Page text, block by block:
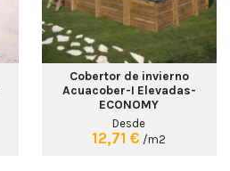
Cobertor de invierno
Acuacober-I Elevadas-
ECONOMY
Desde
12,71 € /m2